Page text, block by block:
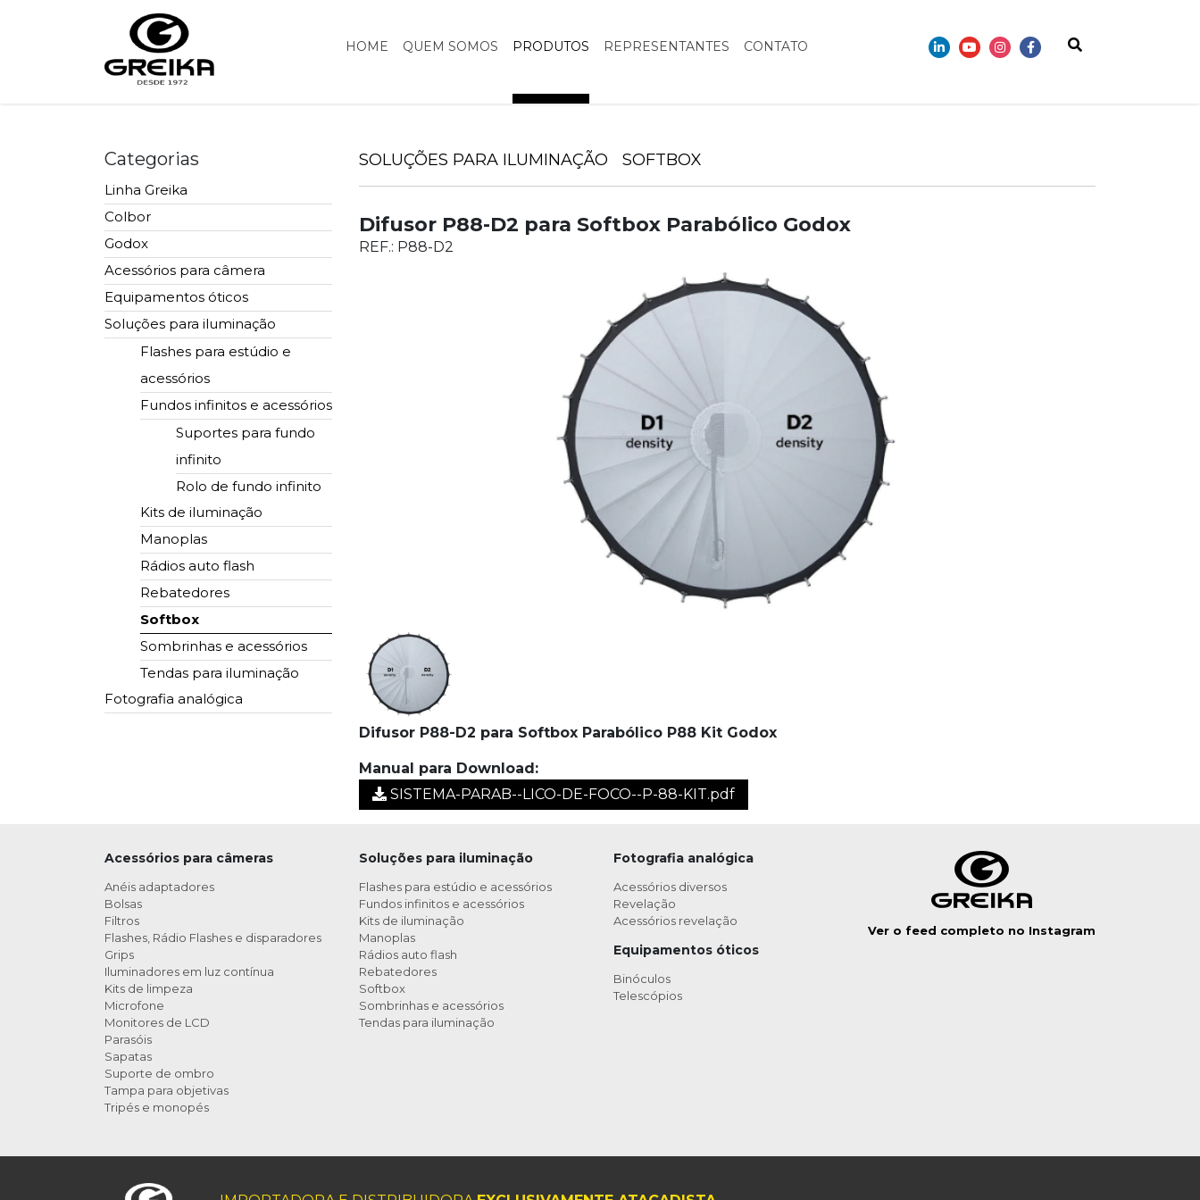
HOME QUEM SOMOS PRODUTOS REPRESENTANTES CONTATO
Categorias
Linha Greika
Colbor
Godox
Acessórios para câmera
Equipamentos óticos
Lentes e Acessórios
Soluções para iluminação
Flashes para estúdio e
acessórios
Fundos infinitos e acessórios
Suportes para fundo
infinito
Rolo de fundo infinito
Kits de iluminação
Manoplas
Rádios auto flash
Rebatedores
Softbox
Sombrinhas e acessórios
Tendas para iluminação
Fotografia analógica
Papeis fotográficos
SOLUÇÕES PARA ILUMINAÇÃO SOFTBOX
Difusor P88-D2 para Softbox Parabólico Godox
REF.: P88-D2
Difusor P88-D2 para Softbox Parabólico P88 Kit Godox
Manual para Download:
SISTEMA-PARAB--LICO-DE-FOCO--P-88-KIT.pdf
Acessórios para câmeras
Anéis adaptadores
Bolsas
Filtros
Flashes, Rádio Flashes e disparadores
Grips
Iluminadores em luz contínua
Kits de limpeza
Microfone
Monitores de LCD
Parasóis
Sapatas
Suporte de ombro
Tampa para objetivas
Tripés e monopés
Soluções para iluminação
Flashes para estúdio e acessórios
Fundos infinitos e acessórios
Kits de iluminação
Manoplas
Rádios auto flash
Rebatedores
Softbox
Sombrinhas e acessórios
Tendas para iluminação
Fotografia analógica
Acessórios diversos
Revelação
Acessórios revelação
Equipamentos óticos
Binóculos
Telescópios
Ver o feed completo no Instagram